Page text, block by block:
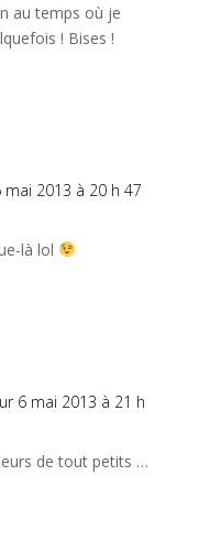
au temps où je
! Bises !
mai 2013 à 20 h 47
là lol
6 mai 2013 à 21 h
de tout petits …